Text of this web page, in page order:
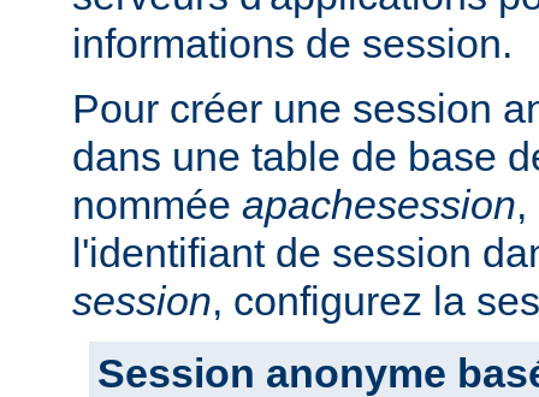
informations de session.
Pour créer une session
dans une table de base
nommée apachesession
l'identifiant de session
session, configurez la
Session anonyme